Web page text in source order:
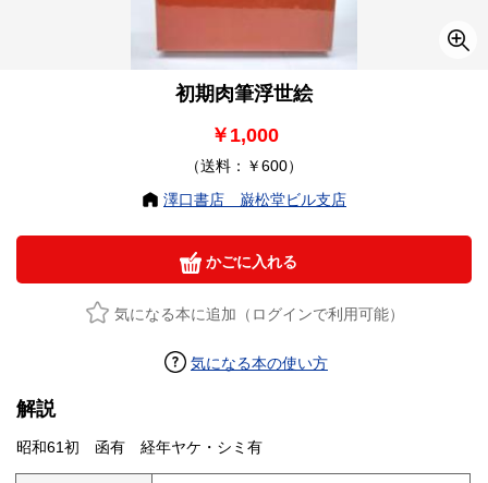
初期肉筆浮世絵
￥1,000
（送料：￥600）
澤口書店 巌松堂ビル支店
かごに入れる
気になる本に追加（ログインで利用可能）
気になる本の使い方
解説
昭和61初 函有 経年ヤケ・シミ有